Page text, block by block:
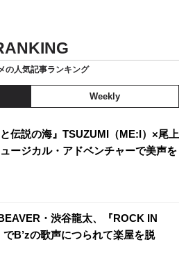
の人気記事ランキング
Weekly
と伝説の海』TSUZUMI（ME:I）×尾上
ージカル・アドベンチャーで美声を
・渋谷龍太、『ROCK IN
B’zの歌声につられて楽屋を脱